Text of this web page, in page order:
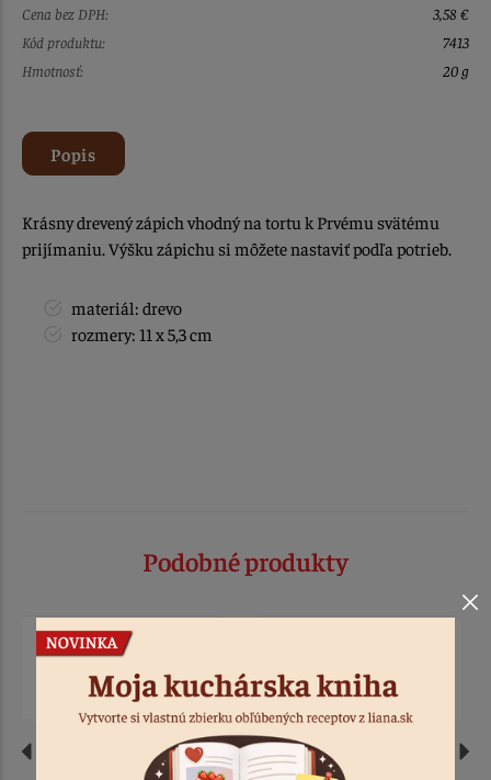
Cena bez DPH:
3,58 €
Kód produktu:
7413
Hmotnosť:
20 g
Popis
Krásny drevený zápich vhodný na tortu k Prvému svätému
prijímaniu. Výšku zápichu si môžete nastaviť podľa potrieb.
materiál: drevo
rozmery: 11 x 5,3 cm
Podobné produkty